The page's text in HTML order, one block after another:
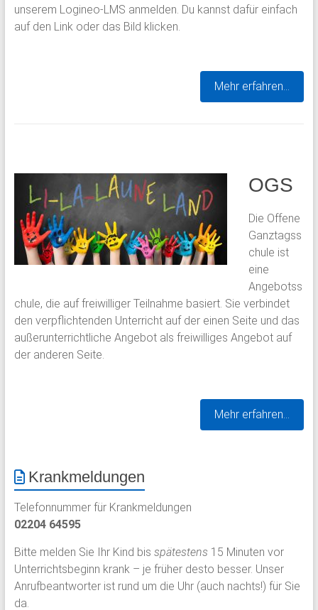
unserem Logineo-LMS anmelden. Du kannst dafür einfach
auf den Link oder das Bild klicken.
Mehr erfahren…
OGS
Die Offene
Ganztagss
chule ist
eine
Angebotss
chule, die auf freiwilliger Teilnahme basiert. Sie verbindet
den verpflichtenden Unterricht auf der einen Seite und das
außerunterrichtliche Angebot als freiwilliges Angebot auf
der anderen Seite.
Mehr erfahren…
Krankmeldungen
Telefonnummer für Krankmeldungen
02204 64595
Bitte melden Sie Ihr Kind bis spätestens 15 Minuten vor
Unterrichtsbeginn krank – je früher desto besser. Unser
Anrufbeantworter ist rund um die Uhr (auch nachts!) für Sie
da.